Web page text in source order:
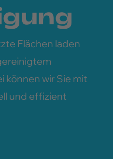
Flächen laden
können wir Sie mit
und effizient